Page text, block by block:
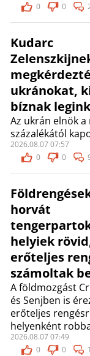
0
0
Kudarc
ukránokat,
bíznak
Az ukrán elnök
százalékától
2026.08.07 07:57
0
0
horvát
helyiek
erőteljes
számoltak
A földmozgást
és Senjben is
erőteljes
helyenként
2026.08.07 07:49
0
0 1